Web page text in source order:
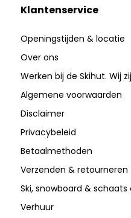
Klantenservice
Openingstijden & locatie
Over ons
Werken bij de Skihut. Wij
Algemene voorwaarden
Disclaimer
Privacybeleid
Betaalmethoden
Verzenden & retourneren
Ski, snowboard &
Verhuur